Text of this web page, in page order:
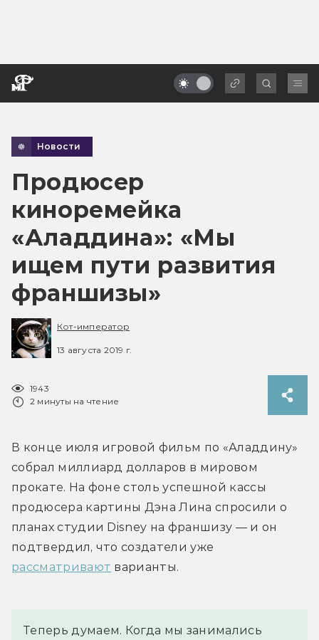
Новости
Продюсер
киноремейка
«Аладдина»: «Мы
ищем пути развития
франшизы»
Кот-император
13 августа 2019 г.
1943
2 минуты на чтение
В конце июля игровой фильм по «Аладдину»
собрал миллиард долларов в мировом
прокате. На фоне столь успешной кассы
продюсера картины Дэна Лина спросили о
планах студии Disney на франшизу — и он
рассматривают варианты.
Теперь думаем. Когда мы занимались